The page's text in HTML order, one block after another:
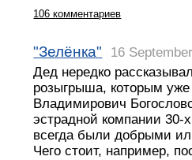
106 комментариев
"Зелёнка"
16
Дед нередко
розыгрыша, которым
Владимирович
эстрадной компании 30-
всегда были добрыми
Чего стоит, например,